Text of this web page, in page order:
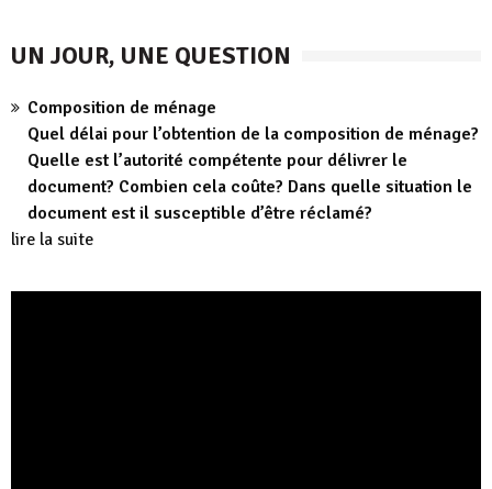
UN JOUR, UNE QUESTION
Composition de ménage
Quel délai pour l’obtention de la composition de ménage?
Quelle est l’autorité compétente pour délivrer le
document? Combien cela coûte? Dans quelle situation le
document est il susceptible d’être réclamé?
lire la suite